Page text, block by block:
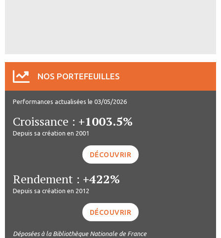
NOS PORTEFEUILLES
Performances actualisées le 03/05/2026
Croissance : +1003.5%
Depuis sa création en 2001
DÉCOUVRIR
Rendement : +422%
Depuis sa création en 2012
DÉCOUVRIR
Déposées à la Bibliothèque Nationale de France